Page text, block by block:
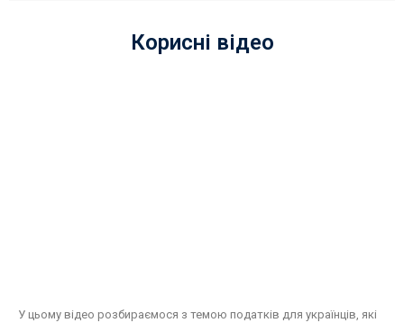
Корисні відео
У цьому відео розбираємося з темою податків для українців, які